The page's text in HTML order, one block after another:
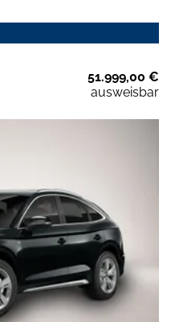
51.999,00 €
ausweisbar